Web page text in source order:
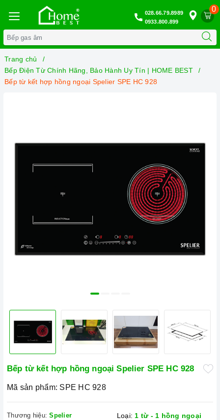
0
028.66.79.8989
0933.800.899
Trang chủ
Bếp Điện Từ Chính Hãng, Bảo Hành Uy Tín | HOME BEST
Bếp từ kết hợp hồng ngoại Spelier SPE HC 928
Bếp từ kết hợp hồng ngoại Spelier SPE HC 928
Mã sản phẩm: SPE HC 928
Thương hiệu: Spelier
Loại: 1 từ - 1 hồng ngoại